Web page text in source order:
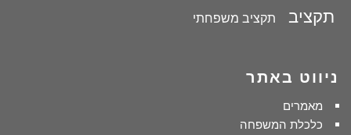
תקציב תקציב משפחתי
ניווט באתר
מאמרים
כלכלת המשפחה